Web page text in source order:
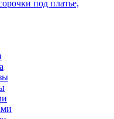
под платье,